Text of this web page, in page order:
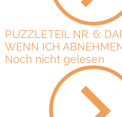
PUZZLETEIL NR. 6:
WENN ICH
Noch nicht gelesen